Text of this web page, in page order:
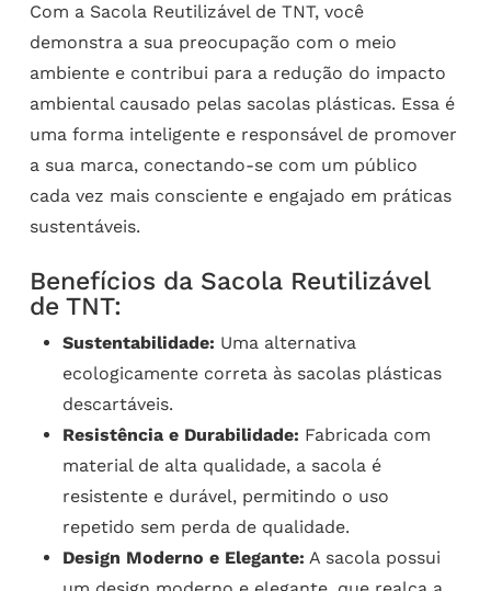
Com a Sacola Reutilizável de TNT, você
demonstra a sua preocupação com o meio
ambiente e contribui para a redução do impacto
ambiental causado pelas sacolas plásticas. Essa é
uma forma inteligente e responsável de promover
a sua marca, conectando-se com um público
cada vez mais consciente e engajado em práticas
sustentáveis.
Benefícios da Sacola Reutilizável
de TNT:
Sustentabilidade: Uma alternativa
ecologicamente correta às sacolas plásticas
descartáveis.
Resistência e Durabilidade: Fabricada com
material de alta qualidade, a sacola é
resistente e durável, permitindo o uso
repetido sem perda de qualidade.
Design Moderno e Elegante: A sacola possui